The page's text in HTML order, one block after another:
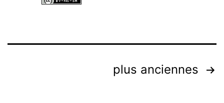
duplus anciennes